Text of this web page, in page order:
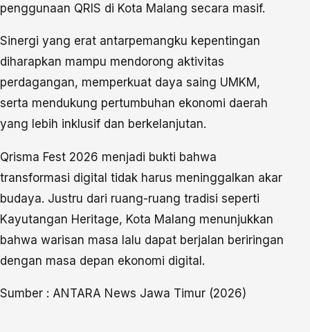
penggunaan QRIS di Kota Malang secara masif.
Sinergi yang erat antarpemangku kepentingan
diharapkan mampu mendorong aktivitas
perdagangan, memperkuat daya saing UMKM,
serta mendukung pertumbuhan ekonomi daerah
yang lebih inklusif dan berkelanjutan.
Qrisma Fest 2026 menjadi bukti bahwa
transformasi digital tidak harus meninggalkan akar
budaya. Justru dari ruang-ruang tradisi seperti
Kayutangan Heritage, Kota Malang menunjukkan
bahwa warisan masa lalu dapat berjalan beriringan
dengan masa depan ekonomi digital.
Sumber : ANTARA News Jawa Timur (2026)